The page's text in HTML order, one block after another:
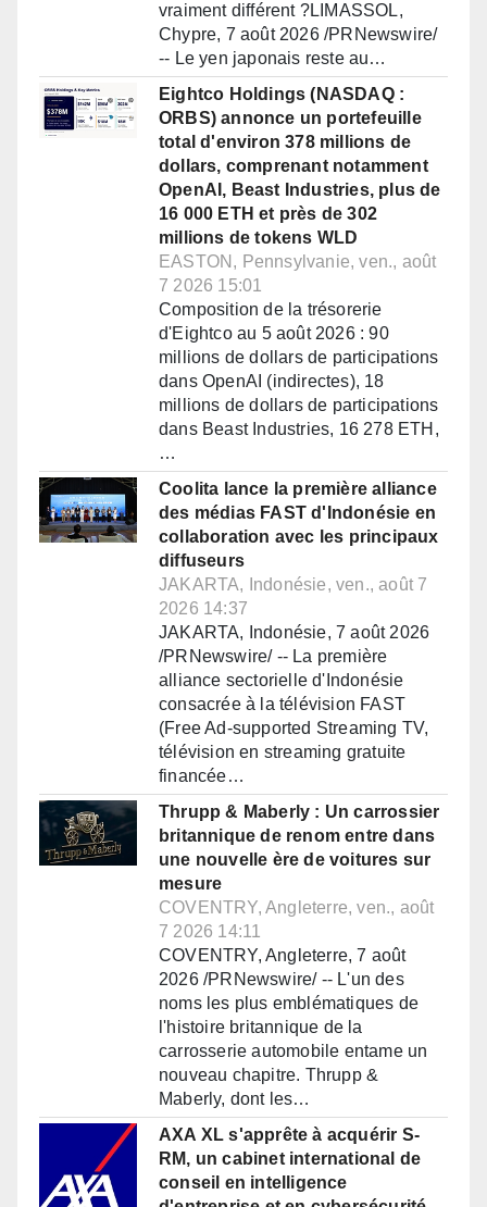
vraiment différent ?LIMASSOL,
Chypre, 7 août 2026 /PRNewswire/
-- Le yen japonais reste au…
Eightco Holdings (NASDAQ :
ORBS) annonce un portefeuille
total d'environ 378 millions de
dollars, comprenant notamment
OpenAI, Beast Industries, plus de
16 000 ETH et près de 302
millions de tokens WLD
EASTON, Pennsylvanie, ven., août
7 2026 15:01
Composition de la trésorerie
d'Eightco au 5 août 2026 : 90
millions de dollars de participations
dans OpenAI (indirectes), 18
millions de dollars de participations
dans Beast Industries, 16 278 ETH,
…
Coolita lance la première alliance
des médias FAST d'Indonésie en
collaboration avec les principaux
diffuseurs
JAKARTA, Indonésie, ven., août 7
2026 14:37
JAKARTA, Indonésie, 7 août 2026
/PRNewswire/ -- La première
alliance sectorielle d'Indonésie
consacrée à la télévision FAST
(Free Ad-supported Streaming TV,
télévision en streaming gratuite
financée…
Thrupp & Maberly : Un carrossier
britannique de renom entre dans
une nouvelle ère de voitures sur
mesure
COVENTRY, Angleterre, ven., août
7 2026 14:11
COVENTRY, Angleterre, 7 août
2026 /PRNewswire/ -- L'un des
noms les plus emblématiques de
l'histoire britannique de la
carrosserie automobile entame un
nouveau chapitre. Thrupp &
Maberly, dont les…
AXA XL s'apprête à acquérir S-
RM, un cabinet international de
conseil en intelligence